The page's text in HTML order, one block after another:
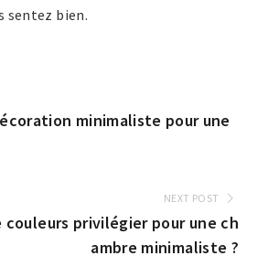
sentez bien.
minimaliste pour une
NEXT POST
privilégier pour une ch
ambre minimaliste ?